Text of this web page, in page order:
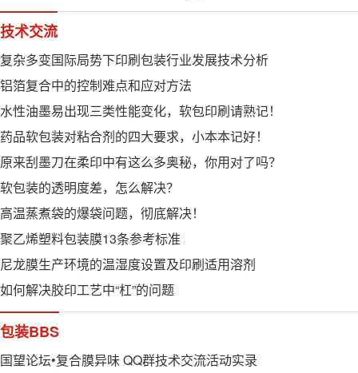
技术交流
复杂多变国际局势下印刷包装行业发展技术分析
铝箔复合中的控制难点和应对方法
水性油墨易出现三类性能变化，软包印刷请熟记！
药品软包装对粘合剂的四大要求，小本本记好！
原来刮墨刀在柔印中有这么多奥秘，你用对了吗？
软包装的透明度差，怎么解决？
高温蒸煮袋的爆袋问题，彻底解决！
聚乙烯塑料包装膜13条参考标准
尼龙膜生产环境的温湿度设置及印刷适用溶剂
如何解决胶印工艺中“杠”的问题
包装BBS
国望论坛•复合膜异味 QQ群技术交流活动实录